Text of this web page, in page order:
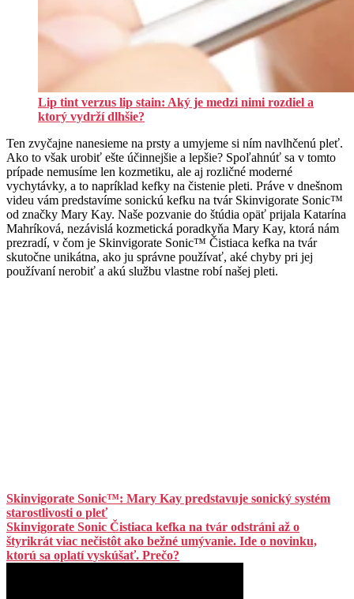
Lip tint verzus lip stain: Aký je medzi nimi rozdiel a
ktorý vydrží dlhšie?
Ten zvyčajne nanesieme na prsty a umyjeme si ním navlhčenú pleť.
Ako to však urobiť ešte účinnejšie a lepšie? Spoľahnúť sa v tomto
prípade nemusíme len kozmetiku, ale aj rozličné moderné
vychytávky, a to napríklad kefky na čistenie pleti. Práve v dnešnom
videu vám predstavíme sonickú kefku na tvár Skinvigorate Sonic™
od značky Mary Kay. Naše pozvanie do štúdia opäť prijala Katarína
Mahríková, nezávislá kozmetická poradkyňa Mary Kay, ktorá nám
prezradí, v čom je Skinvigorate Sonic™ Čistiaca kefka na tvár
skutočne unikátna, ako ju správne používať, aké chyby pri jej
používaní nerobiť a akú službu vlastne robí našej pleti.
Skinvigorate Sonic™: Mary Kay predstavuje sonický systém
starostlivosti o pleť
Skinvigorate Sonic Čistiaca kefka na tvár odstráni až o
štyrikrát viac nečistôt ako bežné umývanie. Ide o novinku,
ktorú sa oplatí vyskúšať. Prečo?